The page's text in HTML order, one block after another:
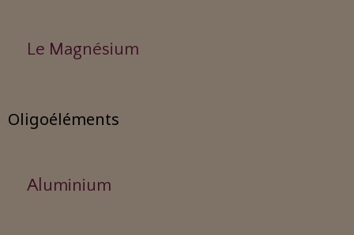
Le Magnésium
Oligoéléments
Aluminium